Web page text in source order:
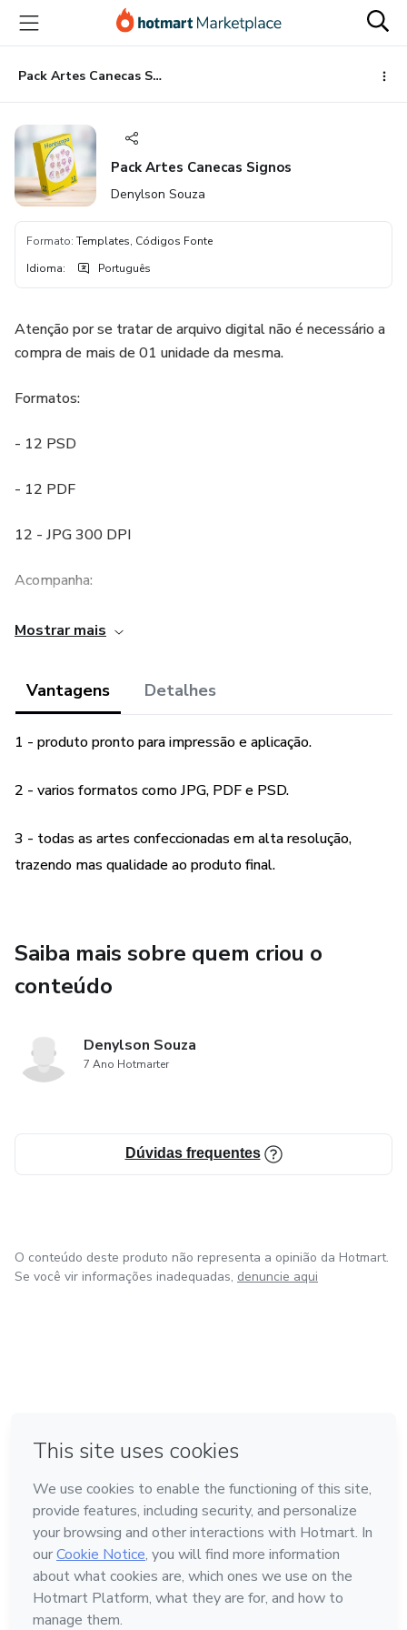
para
conteúdo
principal
para
pagamento
para
rodapé
Pack Artes Canecas Signos
Pack Artes Canecas Signos
Denylson Souza
Formato: Templates, Códigos Fonte
Idioma: Português
Atenção por se tratar de arquivo digital não é necessário a
compra de mais de 01 unidade da mesma.
Formatos:
- 12 PSD
- 12 PDF
12 - JPG 300 DPI
Acompanha:
12 Mockps's para divulgação
///// Envio rápido!! /////
Mostrar mais
Vantagens Detalhes
1 - produto pronto para impressão e aplicação.
2 - varios formatos como JPG, PDF e PSD.
3 - todas as artes confeccionadas em alta resolução,
trazendo mas qualidade ao produto final.
Saiba mais sobre quem criou o
conteúdo
Denylson Souza
7 Ano Hotmarter
Dúvidas frequentes
O conteúdo deste produto não representa a opinião da Hotmart.
Se você vir informações inadequadas, denuncie aqui
Feito com ❤ em Bogotá
Conheça a Hotmart
Idioma
Português